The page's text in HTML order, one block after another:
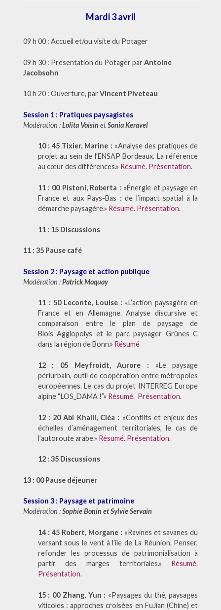
Mardi 3 avril
09 h 00 : Accueil et/ou visite du Potager
09 h 30 : Présentation du Potager par Antoine
Jacobsohn
10 h 20 : Ouverture, par Vincent Piveteau
Session 1 : Pratiques paysagistes
Modération :Lolita VoisinetSonia Keravel
10 : 45 Tixier, Marine : «Analyse des pratiques de
projet au sein de l’ENSAP Bordeaux. La référence
au cœur des différences.» Résumé. Présentation.
11 : 00 Pistoni, Roberta : «Énergie et paysage en
France et aux Pays-Bas : de l’impact spatial à la
démarche paysagère.» Résumé. Présentation.
11 : 15 Discussions
11 : 35 Pause café
Session 2 : Paysage et action publique
Modération :Patrick Moquay
11 : 50 Leconte, Louise : «L’action paysagère en
France et en Allemagne. Analyse discursive et
comparaison entre le plan de paysage de
Blois Agglopolys et le parc paysager Grünes C
dans la région de Bonn.» Résumé
12 : 05 Meyfroidt, Aurore : «Le paysage
périurbain, outil de coopération entre métropoles
européennes. Le cas du projet INTERREG Europe
alpine “LOS_DAMA !”» Résumé. Présentation.
12 : 20 Abi Khalil, Cléa : «Conflits et enjeux des
échelles d’aménagement territoriales, le cas de
l’autoroute arabe.» Résumé. Présentation.
12 : 35 Discussions
13 : 00 Pause déjeuner
Session 3 : Paysage et patrimoine
Modération :Sophie Bonin et Sylvie Servain
14 : 45 Robert, Morgane : «Ravines et savanes du
versant sous le vent à l’île de La Réunion. Penser,
refonder les processus de patrimonialisation à
partir des marges territoriales.» Résumé.
Présentation.
15 : 00 Zhang, Yun : «Paysages du thé, paysages
viticoles : approches croisées en FuJian (Chine) et